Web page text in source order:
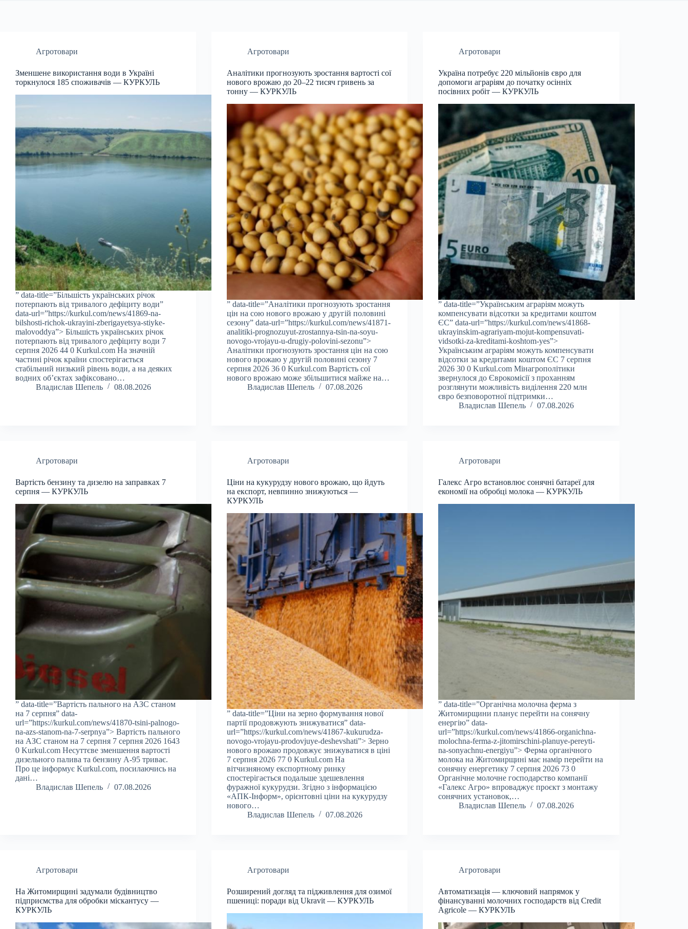
Агротовари
Зменшене використання води в Україні
торкнулося 185 споживачів — КУРКУЛЬ
” data-title=”Більшість українських річок
потерпають від тривалого дефіциту води”
data-url=”https://kurkul.com/news/41869-na-
bilshosti-richok-ukrayini-zberigayetsya-stiyke-
malovoddya”> Більшість українських річок
потерпають від тривалого дефіциту води 7
серпня 2026 44 0 Kurkul.com На значній
частині річок країни спостерігається
стабільний низький рівень води, а на деяких
водних об’єктах зафіксовано…
Владислав Шепель
08.08.2026
Агротовари
Аналітики прогнозують зростання вартості сої
нового врожаю до 20–22 тисяч гривень за
тонну — КУРКУЛЬ
” data-title=”Аналітики прогнозують зростання
цін на сою нового врожаю у другій половині
сезону” data-url=”https://kurkul.com/news/41871-
analitiki-prognozuyut-zrostannya-tsin-na-soyu-
novogo-vrojayu-u-drugiy-polovini-sezonu”>
Аналітики прогнозують зростання цін на сою
нового врожаю у другій половині сезону 7
серпня 2026 36 0 Kurkul.com Вартість сої
нового врожаю може збільшитися майже на…
Владислав Шепель
07.08.2026
Агротовари
Україна потребує 220 мільйонів євро для
допомоги аграріям до початку осінніх
посівних робіт — КУРКУЛЬ
” data-title=”Українським аграріям можуть
компенсувати відсотки за кредитами коштом
ЄС” data-url=”https://kurkul.com/news/41868-
ukrayinskim-agrariyam-mojut-kompensuvati-
vidsotki-za-kreditami-koshtom-yes”>
Українським аграріям можуть компенсувати
відсотки за кредитами коштом ЄС 7 серпня
2026 30 0 Kurkul.com Мінагрополітики
звернулося до Єврокомісії з проханням
розглянути можливість виділення 220 млн
євро безповоротної підтримки…
Владислав Шепель
07.08.2026
Агротовари
Вартість бензину та дизелю на заправках 7
серпня — КУРКУЛЬ
” data-title=”Вартість пального на АЗС станом
на 7 серпня” data-
url=”https://kurkul.com/news/41870-tsini-palnogo-
na-azs-stanom-na-7-serpnya”> Вартість пального
на АЗС станом на 7 серпня 7 серпня 2026 1643
0 Kurkul.com Несуттєве зменшення вартості
дизельного палива та бензину А-95 триває.
Про це інформує Kurkul.com, посилаючись на
дані…
Владислав Шепель
07.08.2026
Агротовари
Ціни на кукурудзу нового врожаю, що йдуть
на експорт, невпинно знижуються —
КУРКУЛЬ
” data-title=”Ціни на зерно формування нової
партії продовжують знижуватися” data-
url=”https://kurkul.com/news/41867-kukurudza-
novogo-vrojayu-prodovjuye-deshevshati”> Зерно
нового врожаю продовжує знижуватися в ціні
7 серпня 2026 77 0 Kurkul.com На
вітчизняному експортному ринку
спостерігається подальше здешевлення
фуражної кукурудзи. Згідно з інформацією
«АПК-Інформ», орієнтовні ціни на кукурудзу
нового…
Владислав Шепель
07.08.2026
Агротовари
Галекс Агро встановлює сонячні батареї для
економії на обробці молока — КУРКУЛЬ
” data-title=”Органічна молочна ферма з
Житомирщини планує перейти на сонячну
енергію” data-
url=”https://kurkul.com/news/41866-organichna-
molochna-ferma-z-jitomirschini-planuye-pereyti-
na-sonyachnu-energiyu”> Ферма органічного
молока на Житомирщині має намір перейти на
сонячну енергетику 7 серпня 2026 73 0
Органічне молочне господарство компанії
«Галекс Агро» впроваджує проєкт з монтажу
сонячних установок,…
Владислав Шепель
07.08.2026
Агротовари
На Житомирщині задумали будівництво
підприємства для обробки міскантусу —
КУРКУЛЬ
Агротовари
Розширений догляд та підживлення для озимої
пшениці: поради від Ukravit — КУРКУЛЬ
Агротовари
Автоматизація — ключовий напрямок у
фінансуванні молочних господарств від Credit
Agricole — КУРКУЛЬ